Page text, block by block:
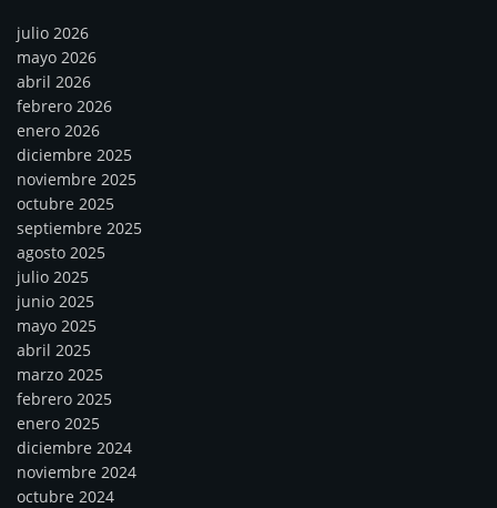
julio 2026
mayo 2026
abril 2026
febrero 2026
enero 2026
diciembre 2025
noviembre 2025
octubre 2025
septiembre 2025
agosto 2025
julio 2025
junio 2025
mayo 2025
abril 2025
marzo 2025
febrero 2025
enero 2025
diciembre 2024
noviembre 2024
octubre 2024